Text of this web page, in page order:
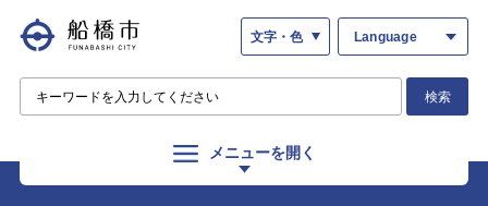
文字・色 Language
検索
メニューを開く